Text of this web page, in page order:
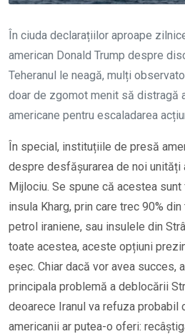
În ciuda declarațiilor aproape
american Donald Trump despre
Teheranul le neagă, mulți
doar de zgomot menit să distragă
americane pentru escaladarea
În special, instituțiile de presă
despre desfășurarea de noi unități
Mijlociu. Se spune că acestea
insula Kharg, prin care trec 90%
petrol iraniene, sau insulele din
toate acestea, aceste opțiuni
eșec. Chiar dacă vor avea succes,
principala problemă a deblocării
deoarece Iranul va refuza probabil
americanii ar putea-o oferi: